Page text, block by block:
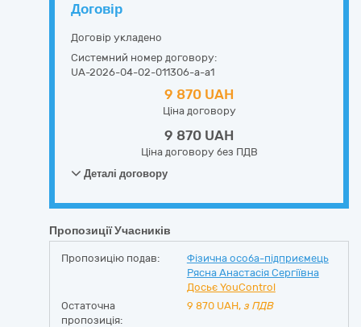
Договір
Договір укладено
Системний номер договору:
UA-2026-04-02-011306-a-a1
9 870 UAH
Ціна договору
9 870 UAH
Ціна договору без ПДВ
Деталі договору
Пропозиції Учасників
Пропозицію подав:
Фізична особа-підприємець
Рясна Анастасія Сергіївна
Досьє YouControl
Остаточна
пропозиція:
9 870 UAH, з ПДВ